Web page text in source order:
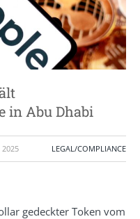
in Abu Dhabi
2025 LEGAL/COMPLIANCE
gedeckter Token vom